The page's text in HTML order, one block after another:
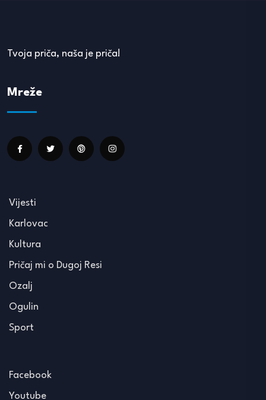
Tvoja priča, naša je priča!
Mreže
Vijesti
Karlovac
Kultura
Pričaj mi o Dugoj Resi
Ozalj
Ogulin
Sport
Facebook
Youtube